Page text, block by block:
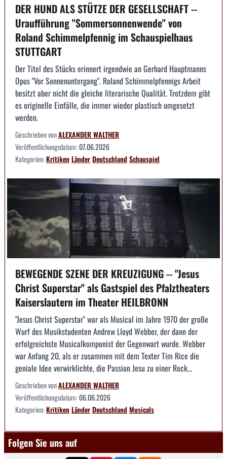
DER HUND ALS STÜTZE DER GESELLSCHAFT --
Uraufführung "Sommersonnenwende" von
Roland Schimmelpfennig im Schauspielhaus
STUTTGART
Der Titel des Stücks erinnert irgendwie an Gerhard Hauptmanns
Opus "Vor Sonnenuntergang". Roland Schimmelpfennigs Arbeit
besitzt aber nicht die gleiche literarische Qualität. Trotzdem gibt
es originelle Einfälle, die immer wieder plastisch umgesetzt
werden.
Geschrieben vonALEXANDER WALTHER
Veröffentlichungsdatum:07.06.2026
Kategorien:KritikenLänderDeutschlandSchauspiel
BEWEGENDE SZENE DER KREUZIGUNG -- "Jesus
Christ Superstar" als Gastspiel des Pfalztheaters
Kaiserslautern im Theater HEILBRONN
"Jesus Christ Superstar" war als Musical im Jahre 1970 der große
Wurf des Musikstudenten Andrew Lloyd Webber, der dann der
erfolgreichste Musicalkomponist der Gegenwart wurde. Webber
war Anfang 20, als er zusammen mit dem Texter Tim Rice die
geniale Idee verwirklichte, die Passion Jesu zu einer Rock...
Geschrieben vonALEXANDER WALTHER
Veröffentlichungsdatum:06.06.2026
Kategorien:KritikenLänderDeutschlandMusicals
Folgen Sie uns auf